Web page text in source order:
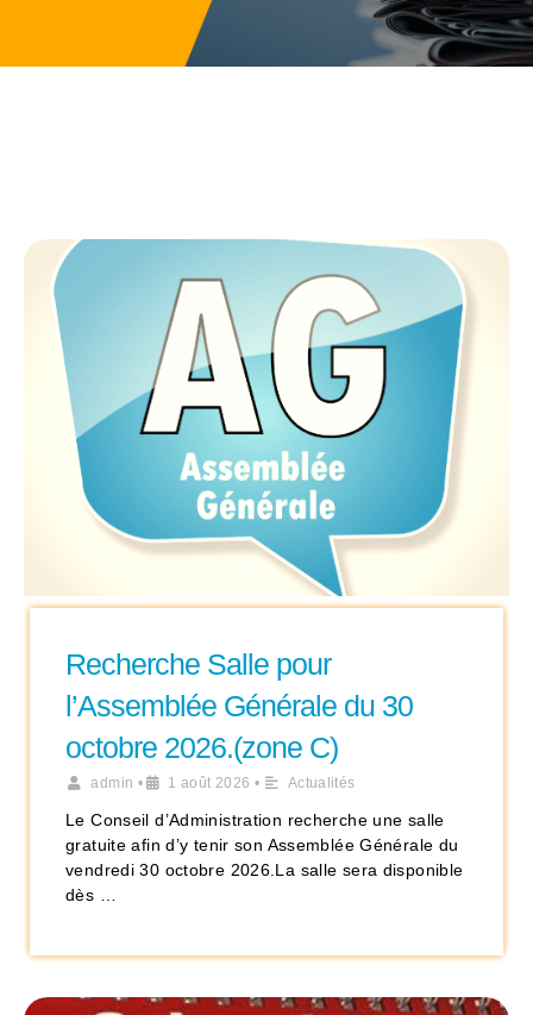
Recherche Salle pour
l’Assemblée Générale du 30
octobre 2026.(zone C)
admin • 1 août 2026 • Actualités
Le Conseil d’Administration recherche une salle
gratuite afin d’y tenir son Assemblée Générale du
vendredi 30 octobre 2026.La salle sera disponible
dès …